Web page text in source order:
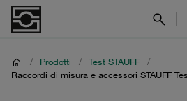
/ Prodotti / Test STAUFF
/
Raccordi di misura e accessori STAUFF